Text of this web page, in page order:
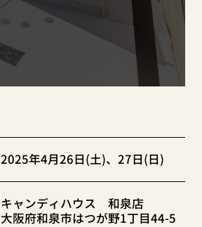
2025年4月26日(土)、27日(日)
キャンディハウス 和泉店
大阪府和泉市はつが野1丁目44-5